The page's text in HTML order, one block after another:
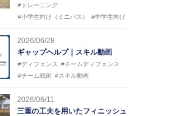
#トレーニング
#小学生向け（ミニバス）
#中学生向け
2026/06/28
ギャップヘルプ｜スキル動画
#ディフェンス
#チームディフェンス
#チーム戦術 #スキル動画
2026/06/11
三重の工夫を用いたフィニッシュ